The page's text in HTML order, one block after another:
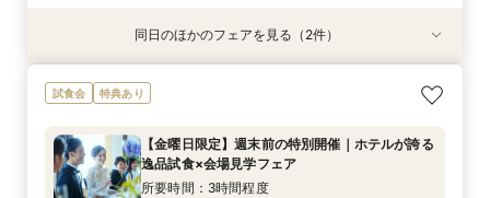
8/27(木)
平日限定【オークラだけの極上フォトウェディン
グをご提案】館内外ともに溢れるフォトジェニッ
じっくり相談♪フォトウェディング専用フェアで
す
所要時間：2時間程度
8/27(木)
【お仕事後でも】18時より開催｜会場見学×見積
比較ナイト相談会
同日のほかのフェアを見る（2件）
試食会 特典あり
【金曜日限定】週末前の特別開催｜ホテルが誇る
逸品試食×会場見学フェア
所要時間：3時間程度